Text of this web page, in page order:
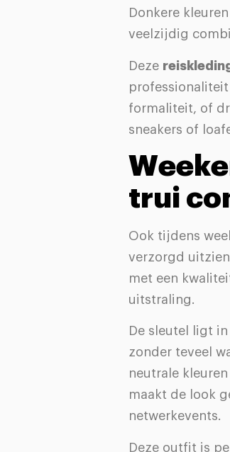
Donkere
veelzijdig
Deze
formaliteit, of
sneakers of
trui
Ook tijdens
verzorgd
met een
uitstraling.
De sleutel ligt
zonder teveel
neutrale
maakt de look
netwerkevents.
Deze outfit is